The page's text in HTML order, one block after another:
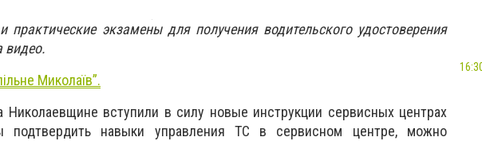
практические экзамены для получения водительского удостоверения
видео.
Миколаїв”.
вступили в силу новые инструкции сервисных центрах
навыки управления ТС в сервисном центре, можно